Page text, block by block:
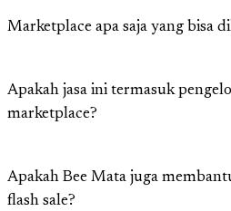
Marketplace apa saja yang bisa
Apakah jasa ini termasuk
marketplace?
Apakah Bee Mata juga
flash sale?